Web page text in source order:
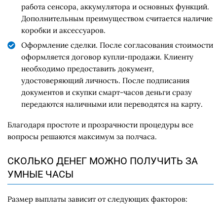
работа сенсора, аккумулятора и основных функций.
Дополнительным преимуществом считается наличие
коробки и аксессуаров.
Оформление сделки. После согласования стоимости
оформляется договор купли-продажи. Клиенту
необходимо предоставить документ,
удостоверяющий личность. После подписания
документов и скупки смарт-часов деньги сразу
передаются наличными или переводятся на карту.
Благодаря простоте и прозрачности процедуры все
вопросы решаются максимум за полчаса.
СКОЛЬКО ДЕНЕГ МОЖНО ПОЛУЧИТЬ ЗА
УМНЫЕ ЧАСЫ
Размер выплаты зависит от следующих факторов: